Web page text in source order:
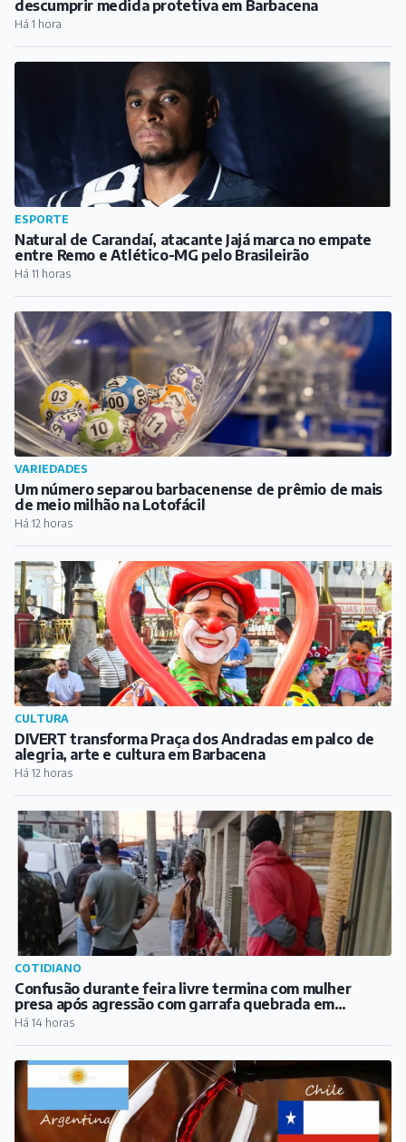
descumprir medida protetiva em Barbacena
Há 1 hora
ESPORTE
Natural de Carandaí, atacante Jajá marca no empate
entre Remo e Atlético-MG pelo Brasileirão
Há 11 horas
VARIEDADES
Um número separou barbacenense de prêmio de mais
de meio milhão na Lotofácil
Há 12 horas
CULTURA
DIVERT transforma Praça dos Andradas em palco de
alegria, arte e cultura em Barbacena
Há 12 horas
COTIDIANO
Confusão durante feira livre termina com mulher
presa após agressão com garrafa quebrada em
Barbacena
Há 14 horas